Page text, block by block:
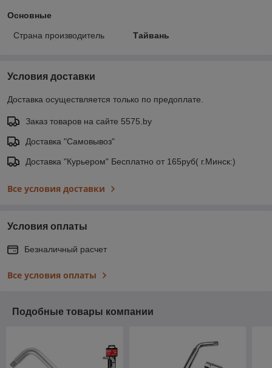
Основные
Страна производитель Тайвань
Условия доставки
Доставка осуществляется только по предоплате.
Заказ товаров на сайте 5575.by
Доставка "Самовывоз"
Доставка "Курьером" Бесплатно от 165руб( г.Минск:)
Все условия доставки
Условия оплаты
Безналичный расчет
Все условия оплаты
Подобные товары компании